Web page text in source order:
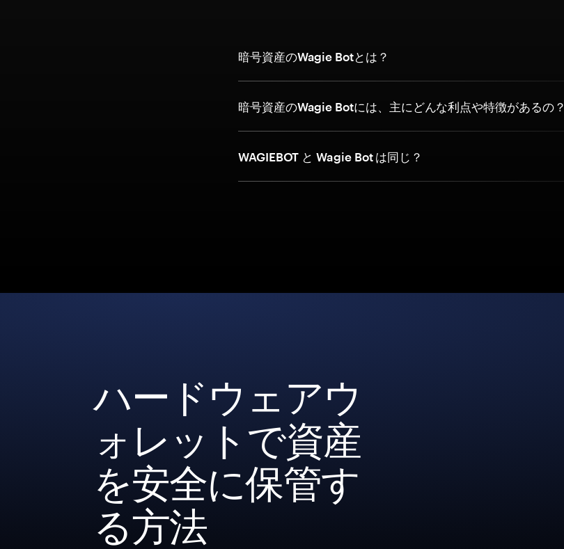
暗号資産のWagie Botとは？
暗号資産のWagie Botには、主にどんな利点や特徴があるの？
WAGIEBOT と Wagie Bot は同じ？
ハードウェアウ
ォレットで資産
を安全に保管す
る方法